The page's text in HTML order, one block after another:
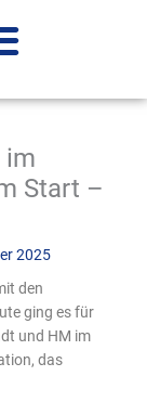
im
Start –
2025
den
ging es für
und HM im
das